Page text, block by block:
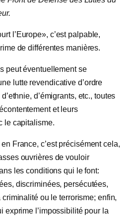
l’Europe», c’est palpable,
de différentes manières.
peut éventuellement se
lutte revendicative d’ordre
d’émigrants, etc., toutes
et leurs
le capitalisme.
France, c’est précisément cela,
ouvrières de vouloir
les conditions qui le font:
discriminées, persécutées,
ou le terrorisme; enfin,
exprime l’impossibilité pour la